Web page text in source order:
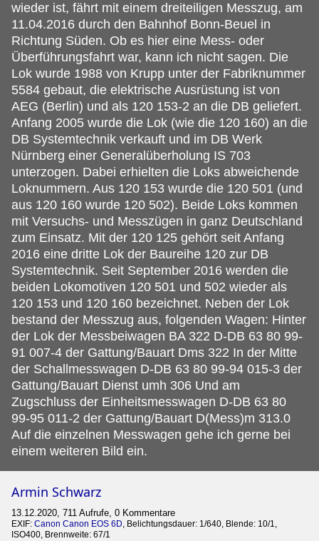
wieder ist, fährt mit einem dreiteiligen Messzug, am
11.04.2016 durch den Bahnhof Bonn-Beuel in
Richtung Süden. Ob es hier eine Mess- oder
Überführungsfahrt war, kann ich nicht sagen. Die
Lok wurde 1988 von Krupp unter der Fabriknummer
5584 gebaut, die elektrische Ausrüstung ist von
AEG (Berlin) und als 120 153-2 an die DB geliefert.
Anfang 2005 wurde die Lok (wie die 120 160) an die
DB Systemtechnik verkauft und im DB Werk
Nürnberg einer Generalüberholung IS 703
unterzogen. Dabei erhielten die Loks abweichende
Loknummern. Aus 120 153 wurde die 120 501 (und
aus 120 160 wurde 120 502). Beide Loks kommen
mit Versuchs- und Messzügen in ganz Deutschland
zum Einsatz. Mit der 120 125 gehört seit Anfang
2016 eine dritte Lok der Baureihe 120 zur DB
Systemtechnik. Seit September 2016 werden die
beiden Lokomotiven 120 501 und 502 wieder als
120 153 und 120 160 bezeichnet. Neben der Lok
bestand der Messzug aus, folgenden Wagen: Hinter
der Lok der Messbeiwagen BA 322 D-DB 63 80 99-
91 007-4 der Gattung/Bauart Dms 322 In der Mitte
der Schallmesswagen D-DB 63 80 99-94 015-3 der
Gattung/Bauart Dienst umh 306 Und am
Zugschluss der Einheitsmesswagen D-DB 63 80
99-95 011-2 der Gattung/Bauart D(Mess)m 313.0
Auf die einzelnen Messwagen gehe ich gerne bei
einem weiteren Bild ein.
Armin Schwarz
13.12.2020, 711 Aufrufe, 0 Kommentare
EXIF: Canon Canon EOS 6D, Belichtungsdauer: 1/640, Blende: 10/1,
ISO400, Brennweite: 67/1